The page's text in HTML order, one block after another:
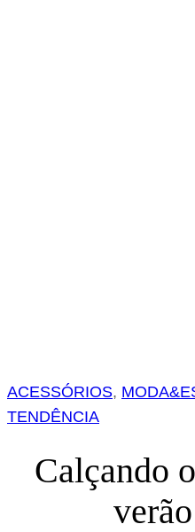
ACESSÓRIOS,
TENDÊNCIA
Calçando